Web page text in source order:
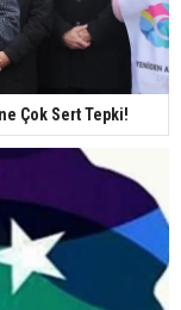
Çok Sert Tepki!